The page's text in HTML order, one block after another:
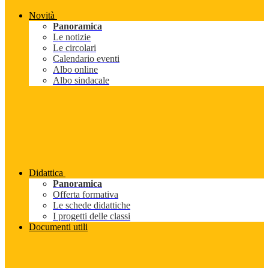
Novità
Panoramica
Le notizie
Le circolari
Calendario eventi
Albo online
Albo sindacale
Didattica
Panoramica
Offerta formativa
Le schede didattiche
I progetti delle classi
Documenti utili